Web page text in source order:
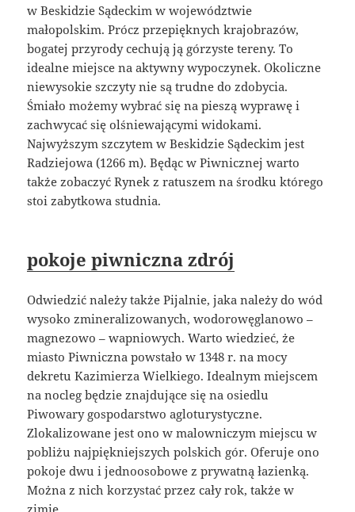
w Beskidzie Sądeckim w województwie
małopolskim. Prócz przepięknych krajobrazów,
bogatej przyrody cechują ją górzyste tereny. To
idealne miejsce na aktywny wypoczynek. Okoliczne
niewysokie szczyty nie są trudne do zdobycia.
Śmiało możemy wybrać się na pieszą wyprawę i
zachwycać się olśniewającymi widokami.
Najwyższym szczytem w Beskidzie Sądeckim jest
Radziejowa (1266 m). Będąc w Piwnicznej warto
także zobaczyć Rynek z ratuszem na środku którego
stoi zabytkowa studnia.
pokoje piwniczna zdrój
Odwiedzić należy także Pijalnie, jaka należy do wód
wysoko zmineralizowanych, wodorowęglanowo –
magnezowo – wapniowych. Warto wiedzieć, że
miasto Piwniczna powstało w 1348 r. na mocy
dekretu Kazimierza Wielkiego. Idealnym miejscem
na nocleg będzie znajdujące się na osiedlu
Piwowary gospodarstwo agloturystyczne.
Zlokalizowane jest ono w malowniczym miejscu w
pobliżu najpiękniejszych polskich gór. Oferuje ono
pokoje dwu i jednoosobowe z prywatną łazienką.
Można z nich korzystać przez cały rok, także w
zimie.